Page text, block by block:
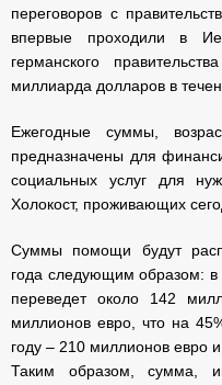
переговоров с
впервые проходили в
германского
миллиарда долларов в
Ежегодные суммы,
предназначены для
социальных услуг для
Холокост, проживающих
Суммы помощи будут
года следующим образом: в
переведет около 142
миллионов евро, что на
году – 210 миллионов евро
Таким образом, сумма,